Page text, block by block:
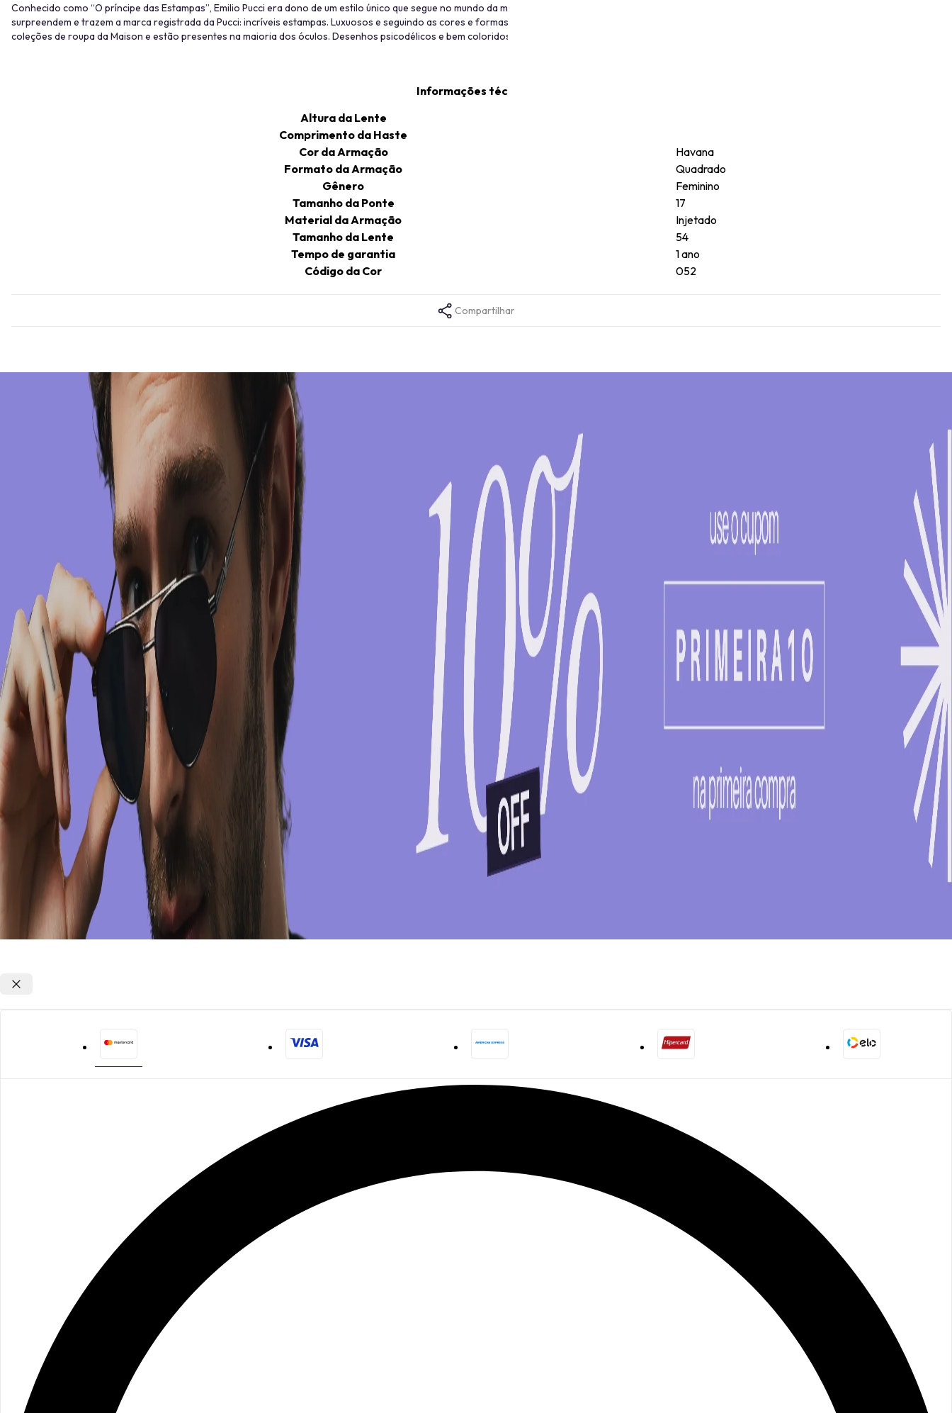
Conhecido como “O príncipe das Estampas”, Emilio Pucci era dono de um estilo único que segue no mundo da moda até os dias de hoje, estampando o nome na lista das marcas mais luxuosas. Seus óculos
surpreendem e trazem a marca registrada da Pucci: incríveis estampas. Luxuosos e seguindo as cores e formas de suas coleções, o destaque destas armações são as padronagens que foram desfiladas nas
coleções de roupa da Maison e estão presentes na maioria dos óculos. Desenhos psicodélicos e bem coloridos junto aos detalhes super caprichados transformam os óculos em verdadeiras peças de design.
Informações técnicas
Altura da Lente
Comprimento da Haste
Cor da Armação
Havana
Formato da Armação
Quadrado
Gênero
Feminino
Tamanho da Ponte
17
Material da Armação
Injetado
Tamanho da Lente
54
Tempo de garantia
1 ano
Código da Cor
052
Compartilhar